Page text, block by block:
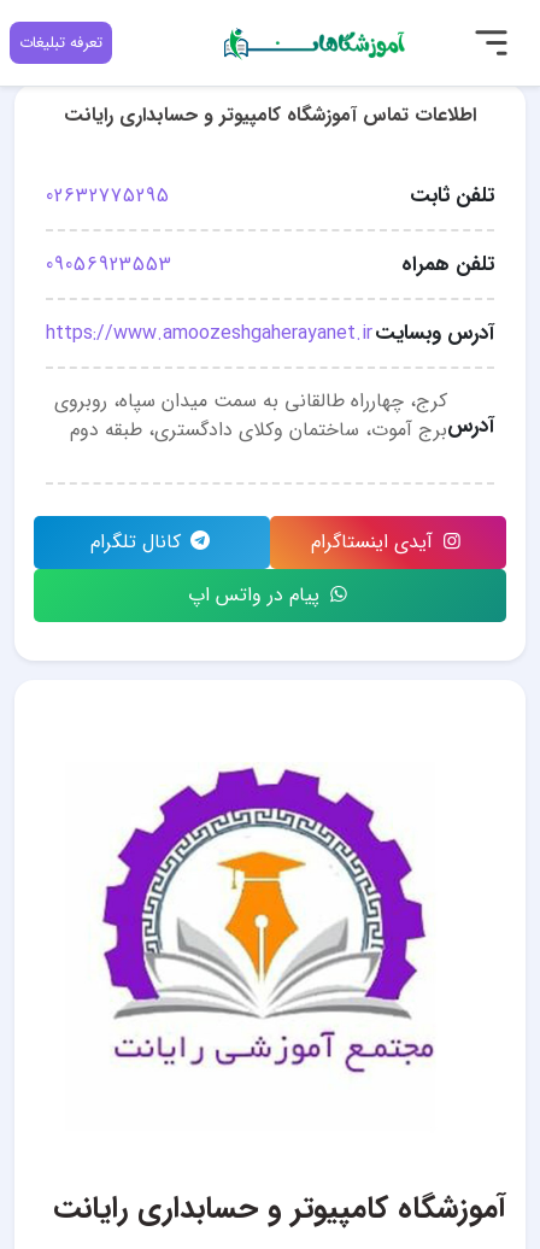
تعرفه تبلیغات
آموزشگاه کامپیوتر و حسابداری رایانت
اطلاعات تماس آموزشگاه کامپیوتر و حسابداری رایانت
تلفن ثابت 02632775295
تلفن همراه 09056923553
آدرس وبسایتhttps://www.amoozeshgaherayanet.ir
آدرس
کرج، چهارراه طالقانی به سمت میدان سپاه، روبروی
برج آموت، ساختمان وکلای دادگستری، طبقه دوم
آیدی اینستاگرام
کانال تلگرام
پیام در واتس اپ